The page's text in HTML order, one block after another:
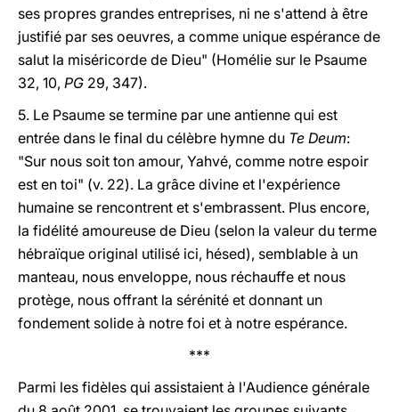
ses propres grandes entreprises, ni ne s'attend à être
justifié par ses oeuvres, a comme unique espérance de
salut la miséricorde de Dieu" (Homélie sur le Psaume
32, 10, PG 29, 347).
5. Le Psaume se termine par une antienne qui est
entrée dans le final du célèbre hymne du Te Deum:
"Sur nous soit ton amour, Yahvé, comme notre espoir
est en toi" (v. 22). La grâce divine et l'expérience
humaine se rencontrent et s'embrassent. Plus encore,
la fidélité amoureuse de Dieu (selon la valeur du terme
hébraïque original utilisé ici, hésed), semblable à un
manteau, nous enveloppe, nous réchauffe et nous
protège, nous offrant la sérénité et donnant un
fondement solide à notre foi et à notre espérance.
***
Parmi les fidèles qui assistaient à l'Audience générale